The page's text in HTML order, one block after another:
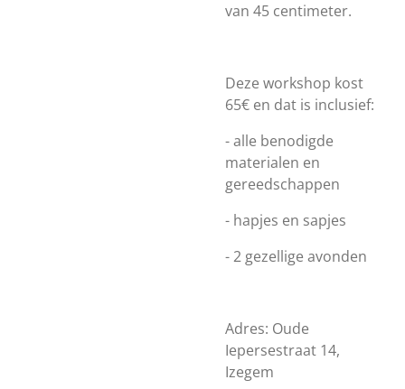
van 45 centimeter.
Deze workshop kost
65€ en dat is inclusief:
- alle benodigde
materialen en
gereedschappen
- hapjes en sapjes
- 2 gezellige avonden
Adres: Oude
Iepersestraat 14,
Izegem